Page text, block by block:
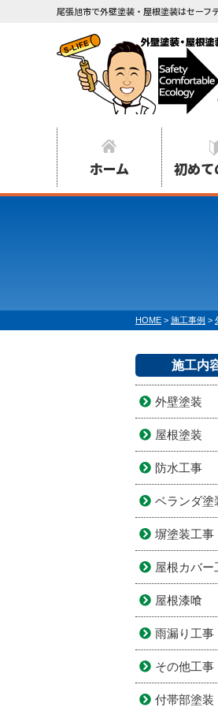
尾張旭市で外壁塗装・屋根塗装はセーフ
ホーム 初め
HOME > 施工事例 >
施工内
外壁塗装
屋根塗装
防水工事
ベランダ塗
塀塗装工事
屋根カバー
屋根漆喰
雨漏り工事
その他工事
付帯部塗装